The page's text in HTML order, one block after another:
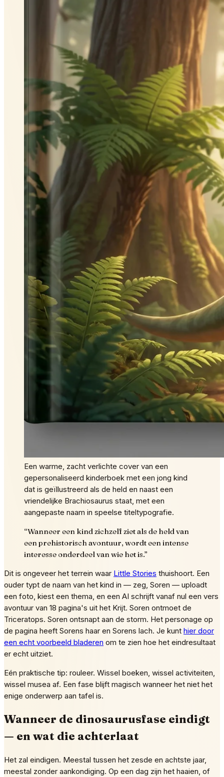
Een warme, zacht verlichte cover van een
gepersonaliseerd kinderboek met een jong kind
dat is geïllustreerd als de held en naast een
vriendelijke Brachiosaurus staat, met een
aangepaste naam in speelse titeltypografie.
“Wanneer een kind zichzelf ziet als de held van
een prehistorisch avontuur, wordt een intense
interesse onderdeel van wie het is.”
Dit is ongeveer het terrein waar Little Stories thuishoort. Een
ouder typt de naam van het kind in — zeg, Soren — uploadt
een foto, kiest een thema, en een AI schrijft vanaf nul een vers
avontuur van 18 pagina's uit het Krijt. Soren ontmoet de
Triceratops. Soren ontsnapt aan de storm. Het personage op
de pagina heeft Sorens haar en Sorens lach. Je kunt hier door
een echt voorbeeld bladeren om te zien hoe het eindresultaat
er echt uitziet.
Eén praktische tip: rouleer. Wissel boeken, wissel activiteiten,
wissel musea af. Een fase blijft magisch wanneer het niet het
enige onderwerp aan tafel is.
Wanneer de dinosaurusfase eindigt
— en wat die achterlaat
Het zal eindigen. Meestal tussen het zesde en achtste jaar,
meestal zonder aankondiging. Op een dag zijn het haaien, of